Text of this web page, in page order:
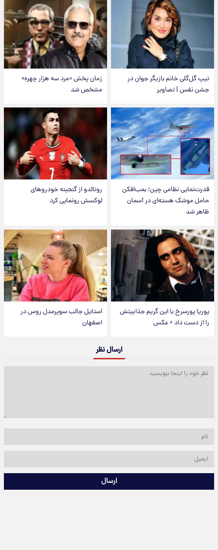
تیپ گل‌گلی خانم بازیگر جوان در
جشن نفس | تصاویر
زمان پخش «مرد سه هزار چهره»
مشخص شد
قدرت‌نمایی نظامی چین؛ بمب‌افکن
حامل موشک هسته‌ای در آسمان
ظاهر شد
رونالدو از گنجینه خودروهای
لوکسش رونمایی کرد
پوریا پورسرخ با این گریم جذابیتش
را از دست داد + عکس
استایل جالب سوپرمدل روس در
اصفهان
ارسال نظر
ارسال